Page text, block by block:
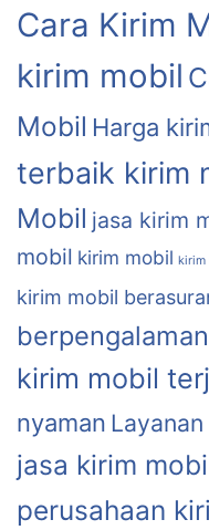
Cara Kirim
kirim mobil
Mobil Harga
terbaik kirim
Mobil jasa kirim
mobil kirim mobil kirim
kirim mobil
berpengalaman
kirim mobil
nyaman
jasa kirim
perusahaan